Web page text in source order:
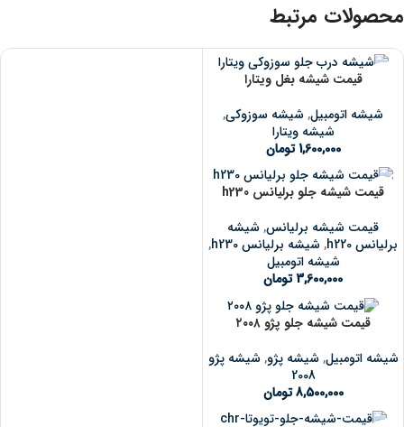
محصولات مرتبط
قیمت شیشه بغل ویتارا
شیشه اتومبیل,شیشه سوزوکی,
شیشه ویتارا
1,600,000 تومان
قیمت شیشه جلو برلیانس h230
قیمت شیشه برلیانس,شیشه
برلیانس h220
,شیشه برلیانس h230
,
شیشه اتومبیل
3,600,000تومان
قیمت شیشه جلو پژو ۲۰۰۸
شیشه اتومبیل,شیشه پژو,شیشه پژو
2008
8,500,000 تومان